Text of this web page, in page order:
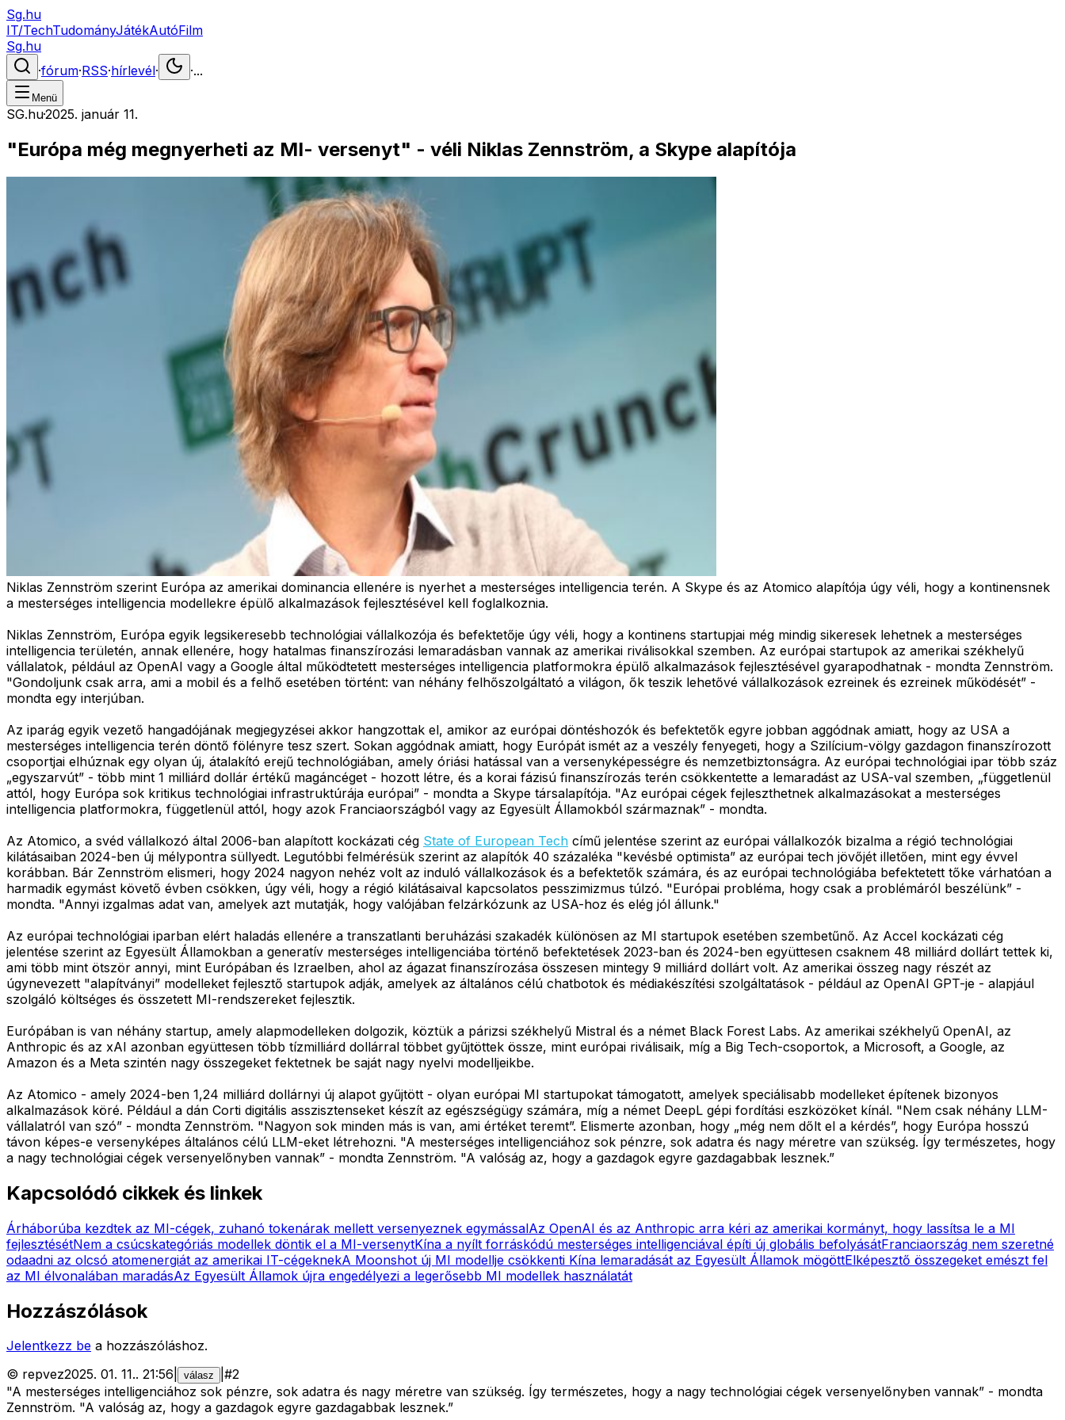
Sg.hu
IT/TechTudományJátékAutóFilm
Sg.hu
·fórum·RSS·hírlevél· ·...
Menü
SG.hu·2025. január 11.
"Európa még megnyerheti az MI- versenyt" - véli Niklas Zennström, a Skype alapítója
Niklas Zennström szerint Európa az amerikai dominancia ellenére is nyerhet a mesterséges intelligencia terén. A Skype és az Atomico alapítója úgy véli, hogy a kontinensnek
a mesterséges intelligencia modellekre épülő alkalmazások fejlesztésével kell foglalkoznia.
Niklas Zennström, Európa egyik legsikeresebb technológiai vállalkozója és befektetője úgy véli, hogy a kontinens startupjai még mindig sikeresek lehetnek a mesterséges
intelligencia területén, annak ellenére, hogy hatalmas finanszírozási lemaradásban vannak az amerikai riválisokkal szemben. Az európai startupok az amerikai székhelyű
vállalatok, például az OpenAI vagy a Google által működtetett mesterséges intelligencia platformokra épülő alkalmazások fejlesztésével gyarapodhatnak - mondta Zennström.
"Gondoljunk csak arra, ami a mobil és a felhő esetében történt: van néhány felhőszolgáltató a világon, ők teszik lehetővé vállalkozások ezreinek és ezreinek működését” -
mondta egy interjúban.
Az iparág egyik vezető hangadójának megjegyzései akkor hangzottak el, amikor az európai döntéshozók és befektetők egyre jobban aggódnak amiatt, hogy az USA a
mesterséges intelligencia terén döntő fölényre tesz szert. Sokan aggódnak amiatt, hogy Európát ismét az a veszély fenyegeti, hogy a Szilícium-völgy gazdagon finanszírozott
csoportjai elhúznak egy olyan új, átalakító erejű technológiában, amely óriási hatással van a versenyképességre és nemzetbiztonságra. Az európai technológiai ipar több száz
„egyszarvút” - több mint 1 milliárd dollár értékű magáncéget - hozott létre, és a korai fázisú finanszírozás terén csökkentette a lemaradást az USA-val szemben, „függetlenül
attól, hogy Európa sok kritikus technológiai infrastruktúrája európai” - mondta a Skype társalapítója. "Az európai cégek fejleszthetnek alkalmazásokat a mesterséges
intelligencia platformokra, függetlenül attól, hogy azok Franciaországból vagy az Egyesült Államokból származnak” - mondta.
Az Atomico, a svéd vállalkozó által 2006-ban alapított kockázati cég State of European Tech című jelentése szerint az európai vállalkozók bizalma a régió technológiai
kilátásaiban 2024-ben új mélypontra süllyedt. Legutóbbi felmérésük szerint az alapítók 40 százaléka "kevésbé optimista” az európai tech jövőjét illetően, mint egy évvel
korábban. Bár Zennström elismeri, hogy 2024 nagyon nehéz volt az induló vállalkozások és a befektetők számára, és az európai technológiába befektetett tőke várhatóan a
harmadik egymást követő évben csökken, úgy véli, hogy a régió kilátásaival kapcsolatos pesszimizmus túlzó. "Európai probléma, hogy csak a problémáról beszélünk” -
mondta. "Annyi izgalmas adat van, amelyek azt mutatják, hogy valójában felzárkózunk az USA-hoz és elég jól állunk."
Az európai technológiai iparban elért haladás ellenére a transzatlanti beruházási szakadék különösen az MI startupok esetében szembetűnő. Az Accel kockázati cég
jelentése szerint az Egyesült Államokban a generatív mesterséges intelligenciába történő befektetések 2023-ban és 2024-ben együttesen csaknem 48 milliárd dollárt tettek ki,
ami több mint ötször annyi, mint Európában és Izraelben, ahol az ágazat finanszírozása összesen mintegy 9 milliárd dollárt volt. Az amerikai összeg nagy részét az
úgynevezett "alapítványi” modelleket fejlesztő startupok adják, amelyek az általános célú chatbotok és médiakészítési szolgáltatások - például az OpenAI GPT-je - alapjául
szolgáló költséges és összetett MI-rendszereket fejlesztik.
Európában is van néhány startup, amely alapmodelleken dolgozik, köztük a párizsi székhelyű Mistral és a német Black Forest Labs. Az amerikai székhelyű OpenAI, az
Anthropic és az xAI azonban együttesen több tízmilliárd dollárral többet gyűjtöttek össze, mint európai riválisaik, míg a Big Tech-csoportok, a Microsoft, a Google, az
Amazon és a Meta szintén nagy összegeket fektetnek be saját nagy nyelvi modelljeikbe.
Az Atomico - amely 2024-ben 1,24 milliárd dollárnyi új alapot gyűjtött - olyan európai MI startupokat támogatott, amelyek speciálisabb modelleket építenek bizonyos
alkalmazások köré. Például a dán Corti digitális asszisztenseket készít az egészségügy számára, míg a német DeepL gépi fordítási eszközöket kínál. "Nem csak néhány LLM-
vállalatról van szó” - mondta Zennström. "Nagyon sok minden más is van, ami értéket teremt”. Elismerte azonban, hogy „még nem dőlt el a kérdés”, hogy Európa hosszú
távon képes-e versenyképes általános célú LLM-eket létrehozni. "A mesterséges intelligenciához sok pénzre, sok adatra és nagy méretre van szükség. Így természetes, hogy
a nagy technológiai cégek versenyelőnyben vannak” - mondta Zennström. "A valóság az, hogy a gazdagok egyre gazdagabbak lesznek.”
Kapcsolódó cikkek és linkek
Árháborúba kezdtek az MI-cégek, zuhanó tokenárak mellett versenyeznek egymássalAz OpenAI és az Anthropic arra kéri az amerikai kormányt, hogy lassítsa le a MI
fejlesztésétNem a csúcskategóriás modellek döntik el a MI-versenytKína a nyílt forráskódú mesterséges intelligenciával építi új globális befolyásátFranciaország nem szeretné
odaadni az olcsó atomenergiát az amerikai IT-cégeknekA Moonshot új MI modellje csökkenti Kína lemaradását az Egyesült Államok mögöttElképesztő összegeket emészt fel
az MI élvonalában maradásAz Egyesült Államok újra engedélyezi a legerősebb MI modellek használatát
Hozzászólások
Jelentkezz be a hozzászóláshoz.
© repvez2025. 01. 11.. 21:56 válasz #2
"A mesterséges intelligenciához sok pénzre, sok adatra és nagy méretre van szükség. Így természetes, hogy a nagy technológiai cégek versenyelőnyben vannak” - mondta
Zennström. "A valóság az, hogy a gazdagok egyre gazdagabbak lesznek.”